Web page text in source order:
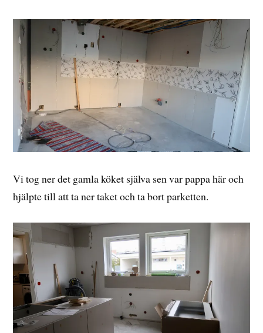
Vi tog ner det gamla köket själva sen var pappa här och
hjälpte till att ta ner taket och ta bort parketten.